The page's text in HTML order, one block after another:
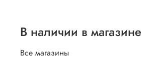
В наличии в магазине
Все магазины